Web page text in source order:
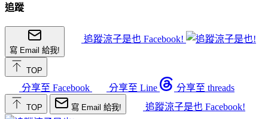
追蹤
寫 Email 給我!
追蹤涼子是也 Facebook!
TOP
分享至 Facebook 分享至 Line 分享至 threads
TOP 寫 Email 給我! 追蹤涼子是也 Facebook!